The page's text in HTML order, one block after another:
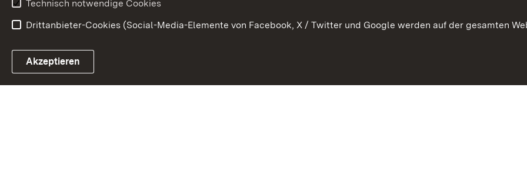
Link zum Landesportal
Technisch notwendige Cookies
Drittanbieter-Cookies (Social-Media-Elemente von Facebook, X / Twitter und Google werden auf der gesamten
Akzeptieren